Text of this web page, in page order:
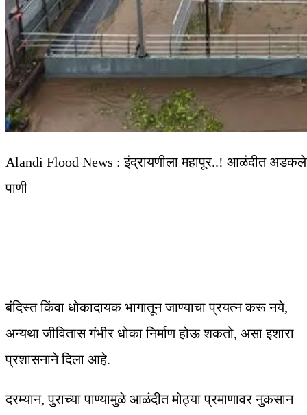
Alandi Flood News : इंद्रायणीला महापूर..! आळंदीत
पाणी
बंदिस्त किंवा धोकादायक भागातून जाण्याचा प्रयत्न करू नये,
अन्यथा जीवितास गंभीर धोका निर्माण होऊ शकतो, असा इशारा
प्रशासनाने दिला आहे.
दरम्यान, पुराच्या पाण्यामुळे आळंदीत मोठ्या प्रमाणावर नुकसान